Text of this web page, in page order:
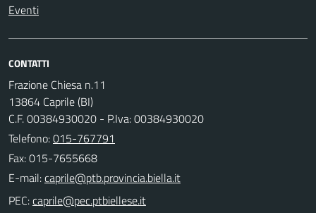
Eventi
CONTATTI
Frazione Chiesa n.11
13864 Caprile (BI)
C.F. 00384930020 - P.Iva: 00384930020
Telefono:015-767791
Fax: 015-7655668
E-mail:
PEC: